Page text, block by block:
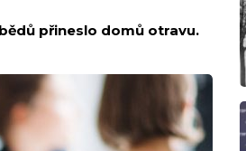
přineslo domů otravu.